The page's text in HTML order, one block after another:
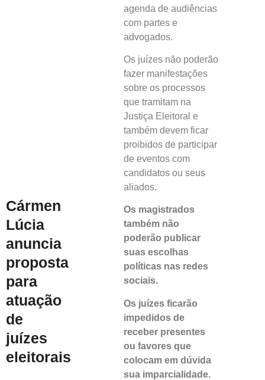
Cármen
Lúcia
anuncia
proposta
para
atuação
de
juízes
eleitorais
agenda de audiências
com partes e
advogados.
Os juízes não poderão
fazer manifestações
sobre os processos
que tramitam na
Justiça Eleitoral e
também devem ficar
proibidos de participar
de eventos com
candidatos ou seus
aliados.
Os magistrados
também não
poderão publicar
suas escolhas
políticas nas redes
sociais.
Os juízes ficarão
impedidos de
receber presentes
ou favores que
colocam em dúvida
sua imparcialidade.